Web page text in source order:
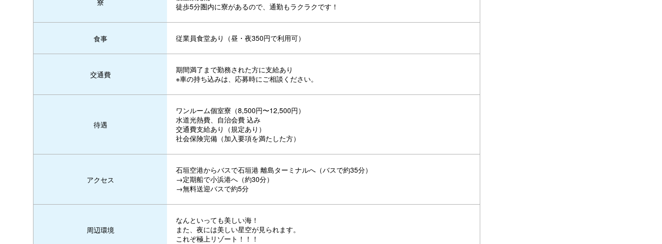
寮
徒歩5分圏内に寮があるので、通勤もラクラクです！
食事 従業員食堂あり（昼・夜350円で利用可）
交通費
期間満了まで勤務された方に支給あり
※車の持ち込みは、応募時にご相談ください。
待遇
ワンルーム個室寮（8,500円〜12,500円）
水道光熱費、自治会費 込み
交通費支給あり（規定あり）
社会保険完備（加入要項を満たした方）
アクセス
石垣空港からバスで石垣港 離島ターミナルへ（バスで約35分）
→定期船で小浜港へ（約30分）
→無料送迎バスで約5分
周辺環境
なんといっても美しい海！
また、夜には美しい星空が見られます。
これぞ極上リゾート！！！